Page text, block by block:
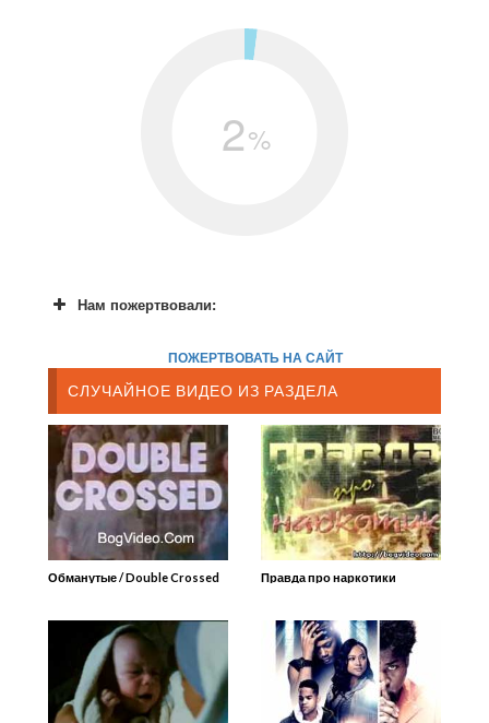
2%
Нам пожертвовали:
ПОЖЕРТВОВАТЬ НА САЙТ
СЛУЧАЙНОЕ ВИДЕО ИЗ РАЗДЕЛА
Обманутые / Double Crossed Правда про наркотики